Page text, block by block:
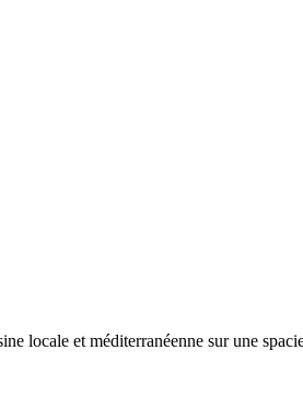
locale et méditerranéenne sur une